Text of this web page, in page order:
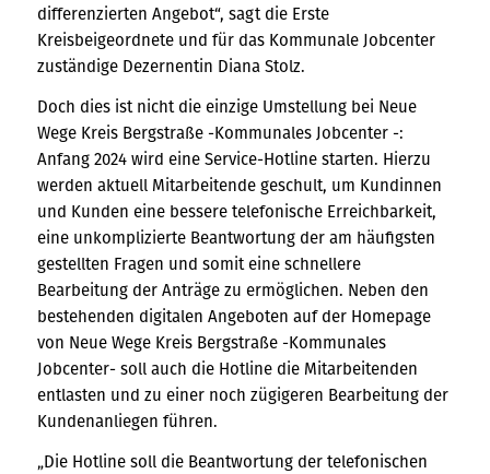
differenzierten Angebot“, sagt die Erste
Kreisbeigeordnete und für das Kommunale Jobcenter
zuständige Dezernentin Diana Stolz.
Doch dies ist nicht die einzige Umstellung bei Neue
Wege Kreis Bergstraße -Kommunales Jobcenter -:
Anfang 2024 wird eine Service-Hotline starten. Hierzu
werden aktuell Mitarbeitende geschult, um Kundinnen
und Kunden eine bessere telefonische Erreichbarkeit,
eine unkomplizierte Beantwortung der am häufigsten
gestellten Fragen und somit eine schnellere
Bearbeitung der Anträge zu ermöglichen. Neben den
bestehenden digitalen Angeboten auf der Homepage
von Neue Wege Kreis Bergstraße -Kommunales
Jobcenter- soll auch die Hotline die Mitarbeitenden
entlasten und zu einer noch zügigeren Bearbeitung der
Kundenanliegen führen.
„Die Hotline soll die Beantwortung der telefonischen